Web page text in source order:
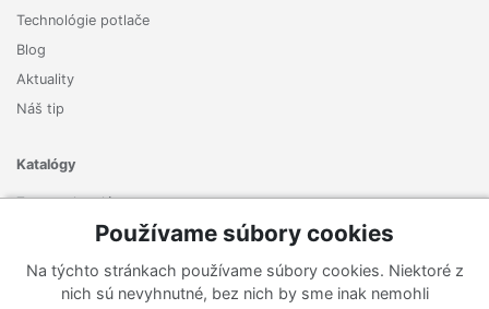
Technológie potlače
Blog
Aktuality
Náš tip
Katalógy
Zoznam katalógov
Zaregistrujte sa k odberu nášho newslettera a nenechajte si
Používame súbory cookies
Na týchto stránkach používame súbory cookies. Niektoré z
nich sú nevyhnutné, bez nich by sme inak nemohli